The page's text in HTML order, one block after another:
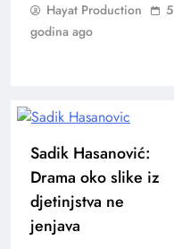
Hayat Production
5
godina ago
Sadik Hasanović:
Drama oko slike iz
djetinjstva ne
jenjava